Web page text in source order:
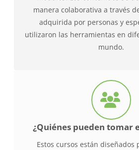
manera colaborativa a través
adquirida por personas y
utilizaron las herramientas en
mundo.
¿Quiénes pueden tomar
Estos cursos están diseñados